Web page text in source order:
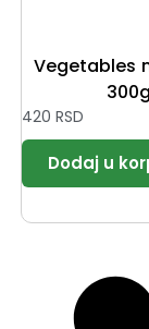
Vegetables
300g
420 RSD